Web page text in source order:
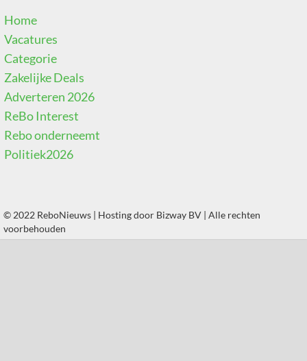
Home
Vacatures
Categorie
Zakelijke Deals
Adverteren 2026
ReBo Interest
Rebo onderneemt
Politiek2026
© 2022 ReboNieuws | Hosting door Bizway BV | Alle rechten
voorbehouden